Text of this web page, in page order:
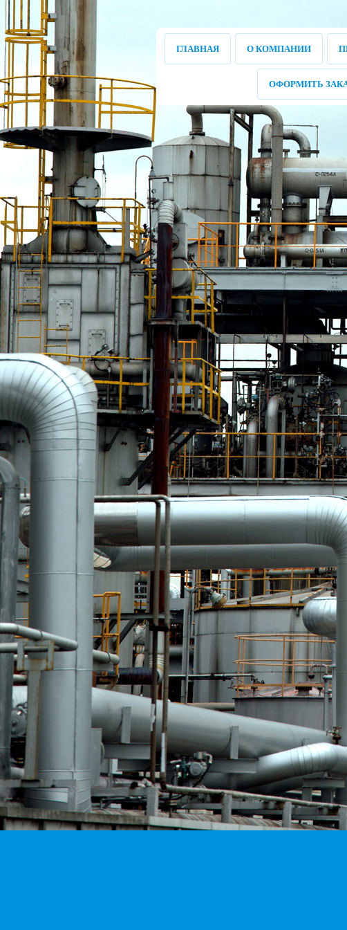
ГЛАВНАЯ О КОМПАНИИ
ОФОРМИТЬ